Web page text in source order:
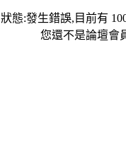
狀態:發生錯誤,目前有
您還不是論壇會